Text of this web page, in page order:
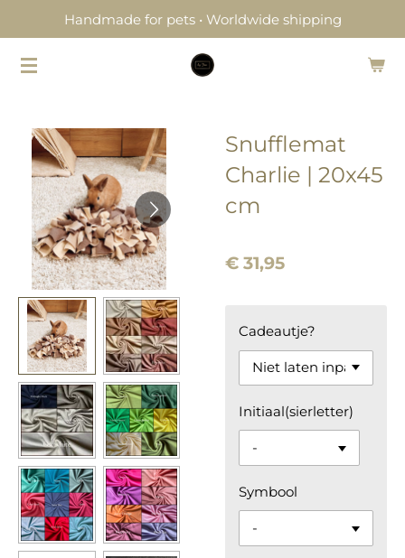
naar
Handmade for pets • Worldwide shipping
Snufflemat
Charlie | 20x45
cm
€ 31,95
Cadeautje?
Initiaal(sierletter)
Symbool